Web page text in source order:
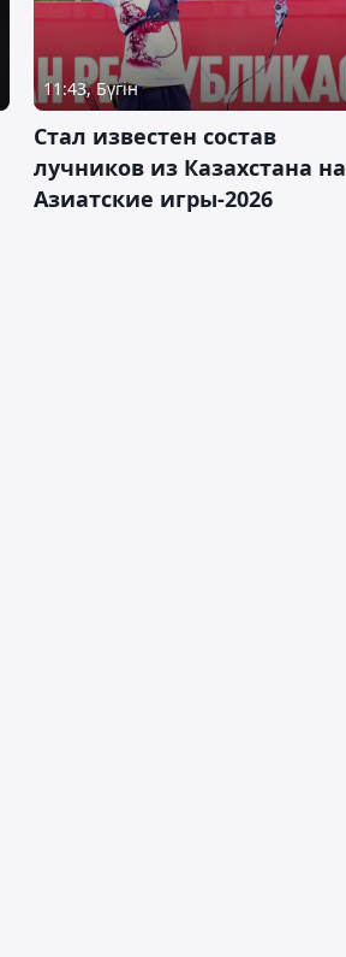
11:43, Бүгін
Стал известен состав
лучников из Казахстана на
Азиатские игры-2026